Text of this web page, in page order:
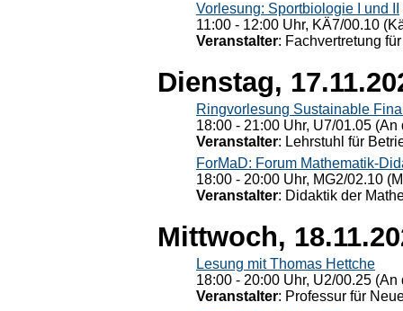
Vorlesung: Sportbiologie I und II
11:00 - 12:00 Uhr, KÄ7/00.10
Veranstalter: Fachvertretung
Dienstag,
Ringvorlesung Sustainable
18:00 - 21:00 Uhr, U7/01.05
Veranstalter: Lehrstuhl für
ForMaD: Forum Mathematik-
18:00 - 20:00 Uhr, MG2/02.10
Veranstalter: Didaktik der
Mittwoch,
Lesung mit Thomas Hettche
18:00 - 20:00 Uhr, U2/00.25
Veranstalter: Professur für